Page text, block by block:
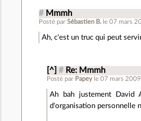
# Mmmh
Posté parSébastien B. le 07 mars
Ah, c'est un truc qui peut
[^] # Re: Mmmh
Posté par Papey le 07 mars
Ah bah justement David
d'organisation personnelle